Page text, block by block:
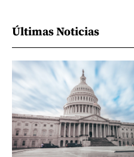
Últimas Noticias